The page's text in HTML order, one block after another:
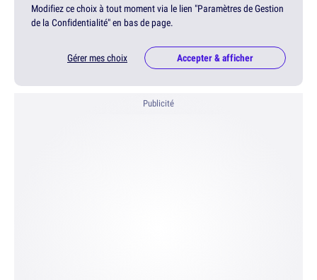
Modifiez ce choix à tout moment via le lien "Paramètres de Gestion
de la Confidentialité" en bas de page.
Gérer mes choix Accepter & afficher
Publicité